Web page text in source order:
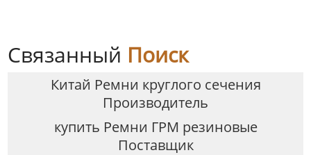
Связанный Поиск
Китай Ремни круглого сечения
Производитель
купить Ремни ГРМ резиновые
Поставщик